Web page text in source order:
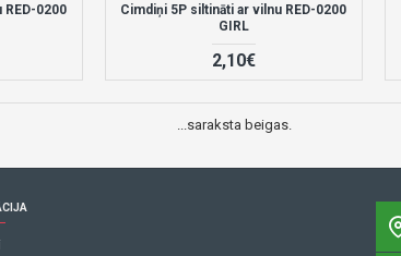
0200
Cimdiņi 5P siltināti ar vilnu RED-0200
GIRL
2,10€
...saraksta beigas.